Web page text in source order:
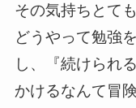
その気持ちとて
どうやって勉強
し、『続けられ
かけるなんて冒